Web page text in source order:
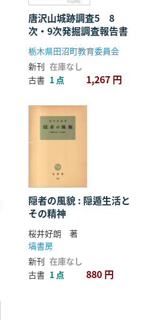
唐沢山城跡調査5 8
次・9次発掘調査報告書
栃木県田沼町教育委員会
新刊 在庫なし
古書 1 点 1,267 円
隠者の風貌 : 隠遁生活と
その精神
桜井好朗 著
塙書房
新刊 在庫なし
古書 1 点 880 円